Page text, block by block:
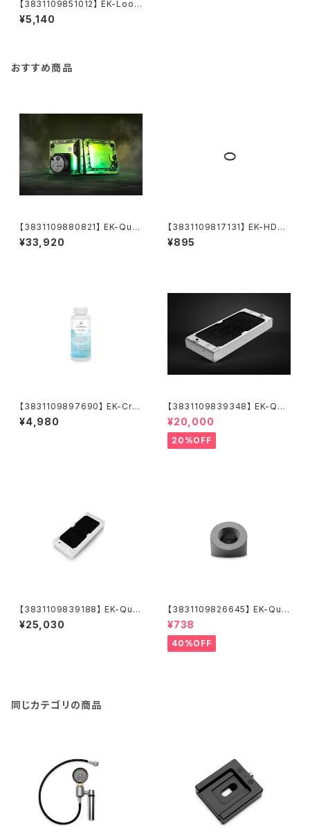
【3831109851012】 EK-Loop
Screwdriver Basic Set (49
Pcs)
¥5,140
おすすめ商品
【3831109880821】 EK-Qua
ntum Kinetic³ FLT 120 D5/
DDC Body D-RGB - Plexi
¥33,920
【3831109817131】 EK-HDC
Fitting 12mm O-Ring (6pc
s)
¥895
【3831109897690】 EK-Cry
oFuel Loop Cleaner (Conc
entrate 250mL)
¥4,980
【3831109839348】 EK-Qua
ntum Surface P280M X-Flo
w - White
¥20,000
20%OFF
【3831109839188】 EK-Qua
ntum Surface P240M X-Flo
w - White
¥25,030
【3831109826645】 EK-Qua
ntum Torque Static FF 45°
- Black Nickel
¥738
40%OFF
同じカテゴリの商品